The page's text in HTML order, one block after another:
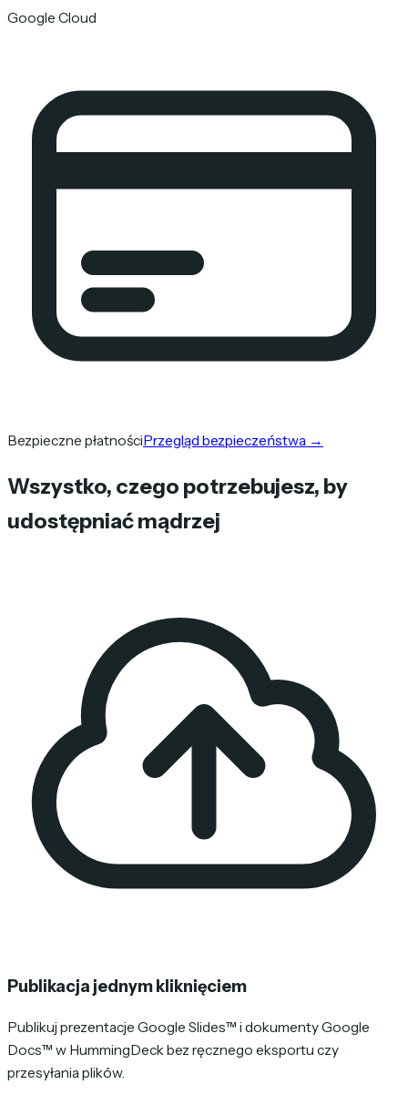
Google Cloud
Bezpieczne płatnościPrzegląd bezpieczeństwa →
Wszystko, czego potrzebujesz, by
udostępniać mądrzej
Publikacja jednym kliknięciem
Publikuj prezentacje Google Slides™ i dokumenty Google
Docs™ w HummingDeck bez ręcznego eksportu czy
przesyłania plików.